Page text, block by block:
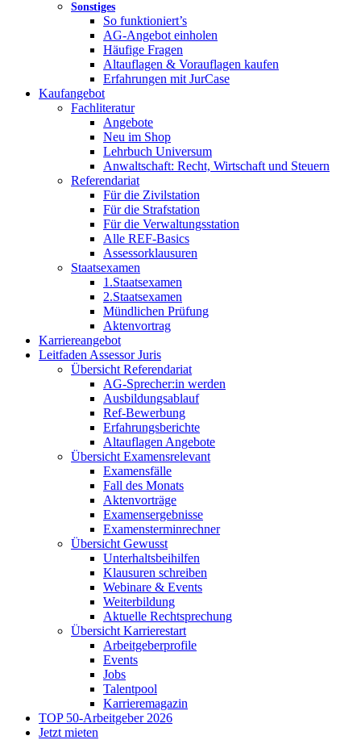
Sonstiges
So funktioniert’s
AG-Angebot einholen
Häufige Fragen
Altauflagen & Vorauflagen kaufen
Erfahrungen mit JurCase
Kaufangebot
Fachliteratur
Angebote
Neu im Shop
Lehrbuch Universum
Anwaltschaft: Recht, Wirtschaft und Steuern
Referendariat
Für die Zivilstation
Für die Strafstation
Für die Verwaltungsstation
Alle REF-Basics
Assessorklausuren
Staatsexamen
1.Staatsexamen
2.Staatsexamen
Mündlichen Prüfung
Aktenvortrag
Karriereangebot
Leitfaden Assessor Juris
Übersicht Referendariat
AG-Sprecher:in werden
Ausbildungsablauf
Ref-Bewerbung
Erfahrungsberichte
Altauflagen Angebote
Übersicht Examensrelevant
Examensfälle
Fall des Monats
Aktenvorträge
Examensergebnisse
Examensterminrechner
Übersicht Gewusst
Unterhaltsbeihilfen
Klausuren schreiben
Webinare & Events
Weiterbildung
Aktuelle Rechtsprechung
Übersicht Karrierestart
Arbeitgeberprofile
Events
Jobs
Talentpool
Karrieremagazin
TOP 50-Arbeitgeber 2026
Jetzt mieten